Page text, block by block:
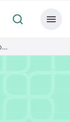
Танцы, ярмарка и мастер-классы: в столице пройдет благотворительная тусовка «21/03», посвященная особым людям